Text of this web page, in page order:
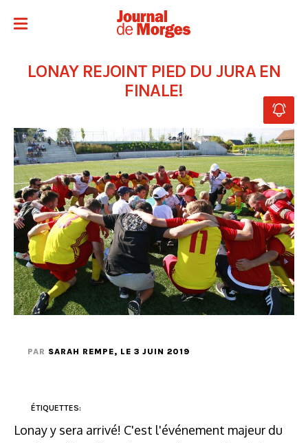
LONAY REJOINT PIED DU JURA EN
FINALE!
PAR SARAH REMPE, LE 3 JUIN 2019
ÉTIQUETTES:
Lonay y sera arrivé! C'est l'événement majeur du